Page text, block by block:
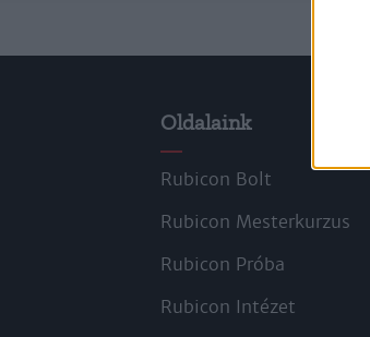
Oldalaink
Rubicon Bolt
Rubicon Mesterkurzus
Rubicon Próba
Rubicon Intézet